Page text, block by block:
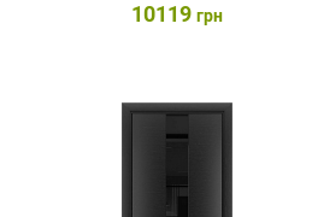
10119 грн